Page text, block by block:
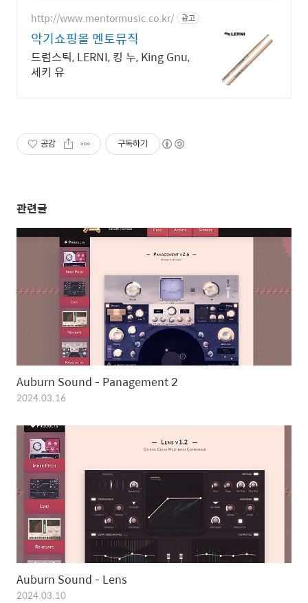
http://www.mentormusic.co.kr/ 광고
악기쇼핑몰 멘토뮤직
드럼스틱, LERNI, 킹 누, King Gnu,
세키 유
공감 구독하기
관련글
Auburn Sound - Panagement 2
2024.03.16
Auburn Sound - Lens
2024.03.10